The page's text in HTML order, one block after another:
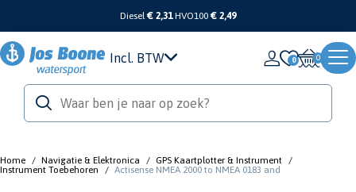
Diesel€ 2,31 HVO100 € 2,49
Incl. BTW 0
Home / Navigatie & Elektronica / GPS Kaartplotter & Instrument /
Instrument Toebehoren
/ Actisense NMEA 2000 to NMEA 0183 and